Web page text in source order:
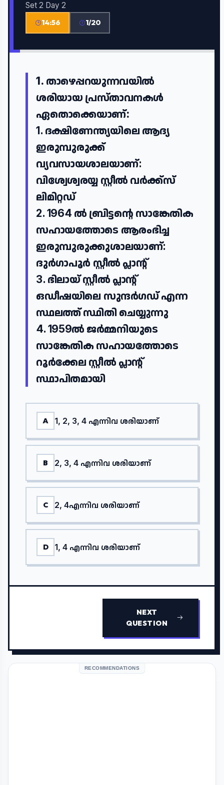
Set 2 Day 2
14:55 1/20
1. താഴെപ്പറയുന്നവയിൽ
ശരിയായ പ്രസ്താവനകൾ
ഏതൊക്കെയാണ്:
1. ദക്ഷിണേന്ത്യയിലെ ആദ്യ
ഇരുമ്പുരുക്ക്
വ്യവസായശാലയാണ്:
വിശ്വേശ്വരയ്യ സ്റ്റീൽ വർക്ക്സ്
ലിമിറ്റഡ്
2. 1964 ൽ ബ്രിട്ടന്റെ സാങ്കേതിക
സഹായത്തോടെ ആരംഭിച്ച
ഇരുമ്പുരുക്കുശാലയാണ്:
ദുർഗാപൂർ സ്റ്റീൽ പ്ലാന്റ്
3. ഭിലായ് സ്റ്റീൽ പ്ലാന്റ്
ഒഡീഷയിലെ സുന്ദർഗഡ് എന്ന
സ്ഥലത്ത് സ്ഥിതി ചെയ്യുന്നു
4. 1959ൽ ജർമ്മനിയുടെ
സാങ്കേതിക സഹായത്തോടെ
റൂർക്കേല സ്റ്റീൽ പ്ലാന്റ്
സ്ഥാപിതമായി
A 1, 2, 3, 4 എന്നിവ ശരിയാണ്
B 2, 3, 4 എന്നിവ ശരിയാണ്
C 2, 4എന്നിവ ശരിയാണ്
D 1, 4 എന്നിവ ശരിയാണ്
NEXT
QUESTION
RECOMMENDATIONS